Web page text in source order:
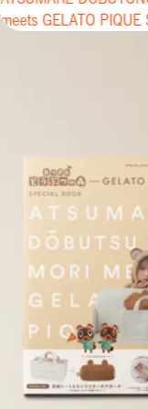
meets GELATO PIQUE
meets GELATO